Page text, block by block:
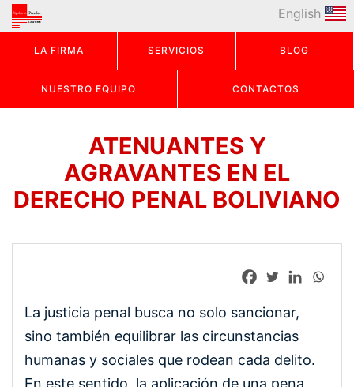
LA FIRMA SERVICIOS BLOG
NUESTRO EQUIPO CONTACTOS
English
ATENUANTES Y
AGRAVANTES EN EL
DERECHO PENAL BOLIVIANO
La justicia penal busca no solo sancionar,
sino también equilibrar las circunstancias
humanas y sociales que rodean cada delito.
En este sentido, la aplicación de una pena